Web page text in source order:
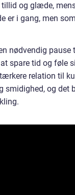
tillid og glæde,
er i gang, men
nødvendig pause
spare tid og føle
relation til
og det